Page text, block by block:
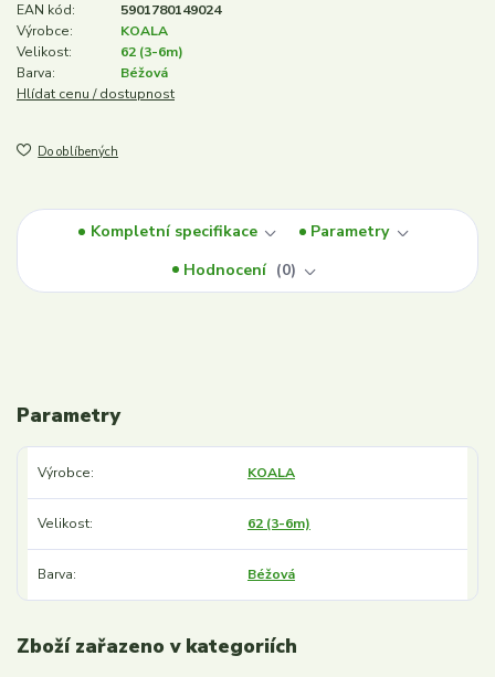
EAN kód:
5901780149024
Výrobce:
KOALA
Velikost:
62 (3-6m)
Barva:
Béžová
Hlídat cenu / dostupnost
Do oblíbených
Kompletní specifikace
Parametry
Hodnocení
0
Parametry
Výrobce KOALA
Velikost 62 (3-6m)
Barva Béžová
Zboží zařazeno v kategoriích